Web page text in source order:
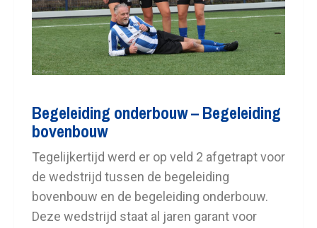
Begeleiding onderbouw – Begeleiding
bovenbouw
Tegelijkertijd werd er op veld 2 afgetrapt voor
de wedstrijd tussen de begeleiding
bovenbouw en de begeleiding onderbouw.
Deze wedstrijd staat al jaren garant voor